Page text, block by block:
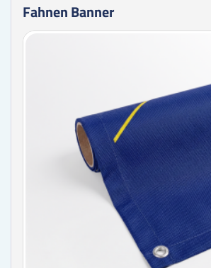
Fahnen Banner
Zum
Zum